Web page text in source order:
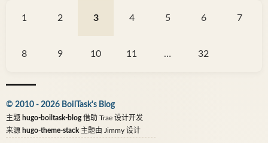
1 2 3 4 5 6 7
8 9 10 11 … 32
© 2010 - 2026 BoilTask's Blog
主题 hugo-boiltask-blog借助 Trae 设计开发
来源 hugo-theme-stack 主题由 Jimmy 设计